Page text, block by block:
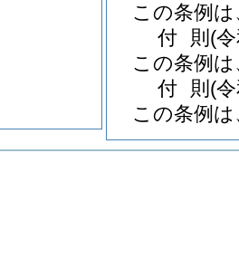
この条例
付 則 (
この条例
付 則 (
この条例